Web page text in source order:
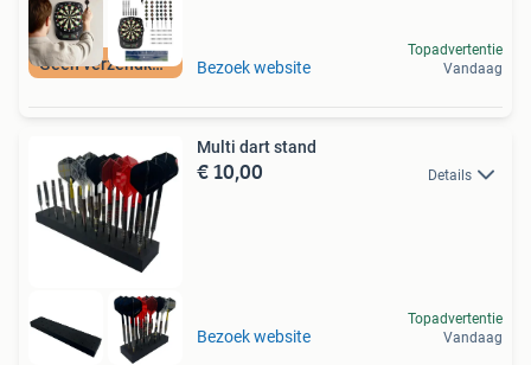
Geen verzendkosten Bezoek website
Topadvertentie
Vandaag
Multi dart stand
€ 10,00 Details
Bezoek website
Topadvertentie
Vandaag